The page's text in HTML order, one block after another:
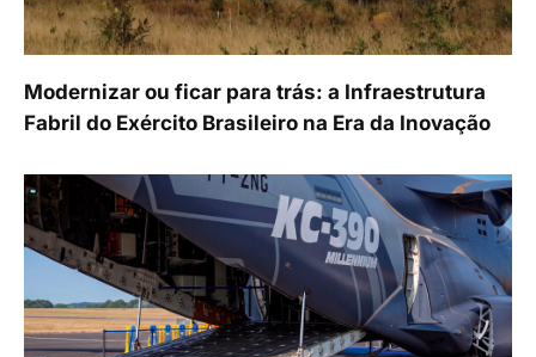
Modernizar ou ficar para trás: a Infraestrutura
Fabril do Exército Brasileiro na Era da Inovação